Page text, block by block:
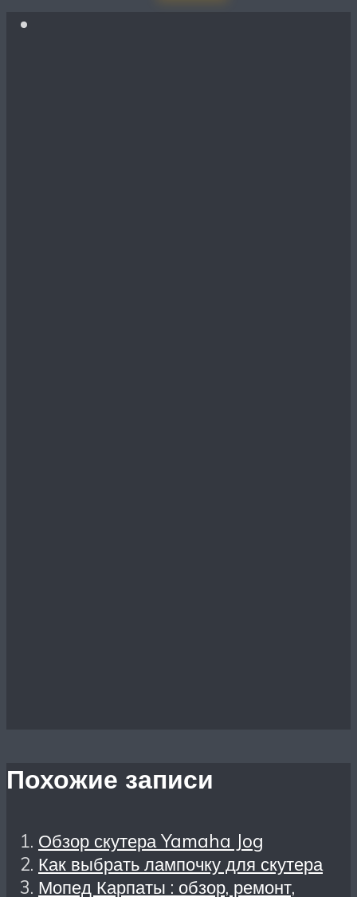
Похожие записи
Обзор скутера Yamaha Jog
Как выбрать лампочку для скутера
Мопед Карпаты : обзор, ремонт,